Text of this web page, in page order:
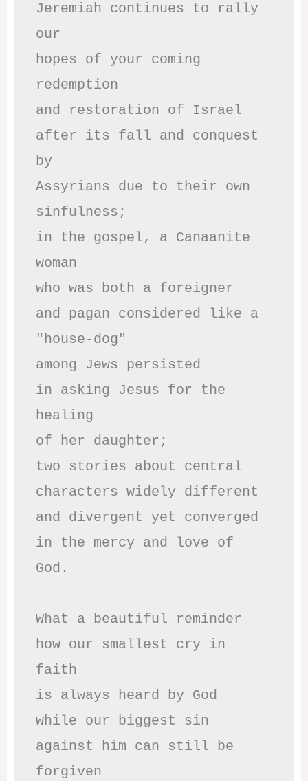
Jeremiah continues to rally
our
hopes of your coming
redemption
and restoration of Israel
after its fall and conquest
by
Assyrians due to their own
sinfulness;
in the gospel, a Canaanite
woman
who was both a foreigner
and pagan considered like a
"house-dog"
among Jews persisted
in asking Jesus for the
healing
of her daughter;
two stories about central
characters widely different
and divergent yet converged
in the mercy and love of
God.
What a beautiful reminder
how our smallest cry in
faith
is always heard by God
while our biggest sin
against him can still be
forgiven